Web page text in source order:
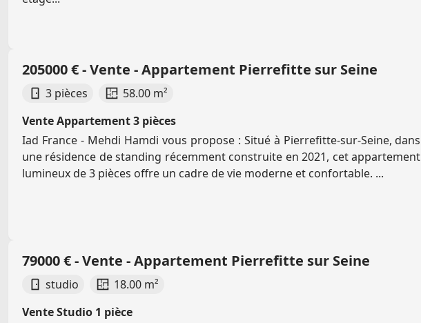
205000 € - Vente - Appartement Pierrefitte sur Seine
3 pièces
58.00 m²
Vente Appartement 3 pièces
Iad France - Mehdi Hamdi vous propose : Situé à Pierrefitte-sur-Seine, dans
une résidence de standing récemment construite en 2021, cet appartement
lumineux de 3 pièces offre un cadre de vie moderne et confortable. ...
79000 € - Vente - Appartement Pierrefitte sur Seine
studio
18.00 m²
Vente Studio 1 pièce